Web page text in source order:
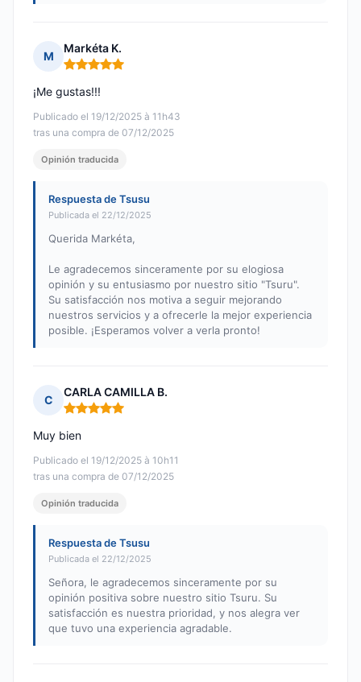
M
Markéta K.
Nota: 5 de 5
Publicado el 19/12/2025 à 11h43
tras una compra de 07/12/2025
¡Me gustas!!!
Opinión traducida
Respuesta de Tsusu
Publicada el 22/12/2025
Querida Markéta,
Le agradecemos sinceramente por su elogiosa
opinión y su entusiasmo por nuestro sitio "Tsuru".
Su satisfacción nos motiva a seguir mejorando
nuestros servicios y a ofrecerle la mejor experiencia
posible. ¡Esperamos volver a verla pronto!
C
CARLA CAMILLA B.
Nota: 5 de 5
Publicado el 19/12/2025 à 10h11
tras una compra de 07/12/2025
Muy bien
Opinión traducida
Respuesta de Tsusu
Publicada el 22/12/2025
Señora, le agradecemos sinceramente por su
opinión positiva sobre nuestro sitio Tsuru. Su
satisfacción es nuestra prioridad, y nos alegra ver
que tuvo una experiencia agradable.